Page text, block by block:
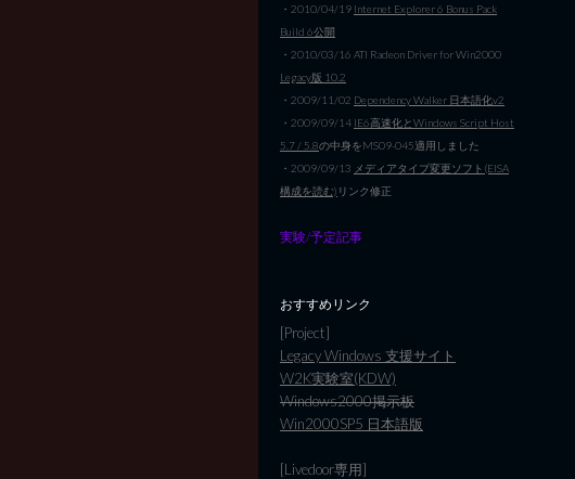
・2010/04/19 Internet Explorer 6 Bonus Pack
Build 6公開
・2010/03/16 ATI Radeon Driver for Win2000
Legacy版 10.2
・2009/11/02 Dependency Walker 日本語化v2
・2009/09/14 IE6高速化とWindows Script Host
5.7 / 5.8の中身をMS09-045適用しました
・2009/09/13 メディアタイプ変更ソフト(EISA
構成を読む) リンク修正
実験/予定記事
おすすめリンク
[Project]
Legacy Windows 支援サイト
W2K実験室(KDW)
Windows2000掲示板
Win2000SP5 日本語版
[Livedoor専用]